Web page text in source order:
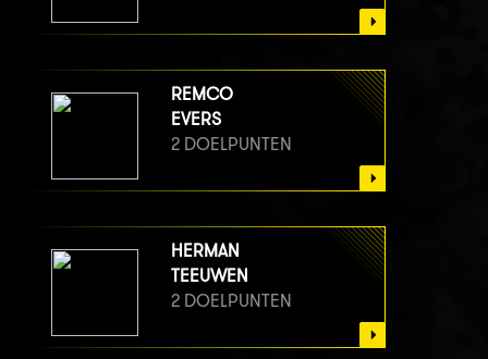
REMCO
EVERS
2 DOELPUNTEN
HERMAN
TEEUWEN
2 DOELPUNTEN